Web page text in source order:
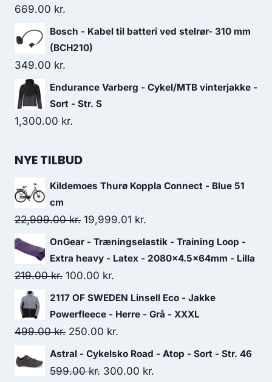
669.00 kr.
Bosch - Kabel til batteri ved stelrør- 310 mm
(BCH210)
349.00 kr.
Endurance Varberg - Cykel/MTB vinterjakke -
Sort - Str. S
1,300.00 kr.
NYE TILBUD
Kildemoes Thurø Koppla Connect - Blue 51
cm
22,999.00kr. Original
price
was:
22,999.00 kr..
19,999.01 kr.
price
is:
OnGear - Træningselastik - Training Loop -
Extra heavy - Latex - 2080x4.5x64mm - Lilla
219.00kr. Original
price
was:
219.00 kr..
100.00 kr.
price
is:
100.00 kr..
2117 OF SWEDEN Linsell Eco - Jakke
Powerfleece - Herre - Grå - XXXL
499.00kr. Original
price
was:
250.00 kr.
price
is:
Astral - Cykelsko Road - Atop - Sort - Str. 46
599.00kr. Original
300.00 kr.